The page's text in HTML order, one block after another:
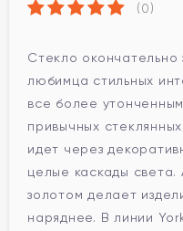
(0)
Стекло
любимца стильных
все более
привычных
идет через
целые каскады
золотом делает
наряднее. В линии